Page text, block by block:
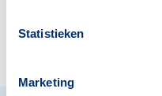
Statistieken
Marketing